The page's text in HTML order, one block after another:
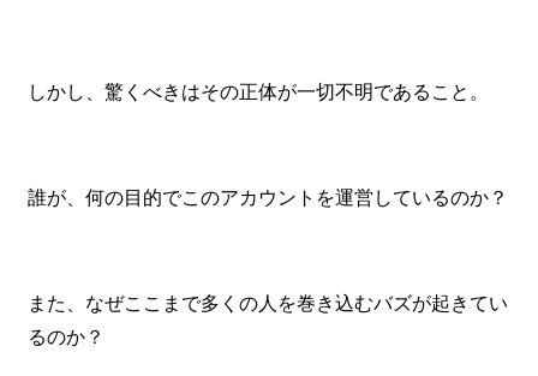
しかし、驚くべきはその正体が一切不明であること。
誰が、何の目的でこのアカウントを運営しているのか？
また、なぜここまで多くの人を巻き込むバズが起きてい
るのか？